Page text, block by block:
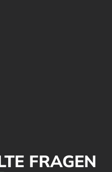
FRAGEN